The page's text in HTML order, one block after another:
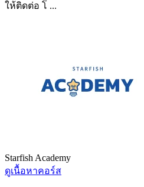
ให้ติดต่อ โ ...
Starfish Academy
ดูเนื้อหาคอร์ส